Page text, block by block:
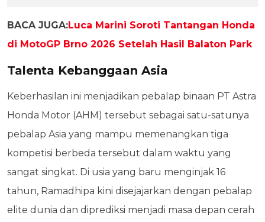
BACA JUGA:Luca Marini Soroti Tantangan Honda
di MotoGP Brno 2026 Setelah Hasil Balaton Park
Talenta Kebanggaan Asia
Keberhasilan ini menjadikan pebalap binaan PT Astra
Honda Motor (AHM) tersebut sebagai satu-satunya
pebalap Asia yang mampu memenangkan tiga
kompetisi berbeda tersebut dalam waktu yang
sangat singkat. Di usia yang baru menginjak 16
tahun, Ramadhipa kini disejajarkan dengan pebalap
elite dunia dan diprediksi menjadi masa depan cerah